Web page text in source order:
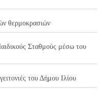
θερμοκρασιών
Σταθμούς μέσω του
του Δήμου Ιλίου